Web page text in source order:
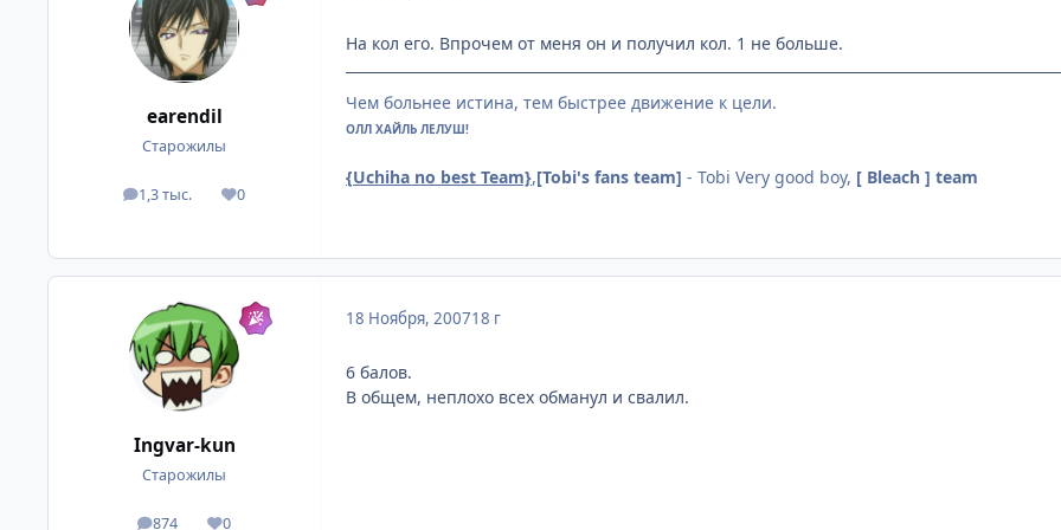
earendil
Старожилы
1,3 тыс.
посты 0
Репутация
На кол его. Впрочем от меня он и получил кол. 1 не больше.
Чем больнее истина, тем быстрее движение к цели.
ОЛЛ ХАЙЛЬ ЛЕЛУШ!
{Uchiha no best Team},[Tobi's fans team] - Tobi Very good boy, [ Bleach ] team
Ingvar-kun
Старожилы
874 0
18 Ноября, 200718 г
6 балов.
В общем, неплохо всех обманул и свалил.